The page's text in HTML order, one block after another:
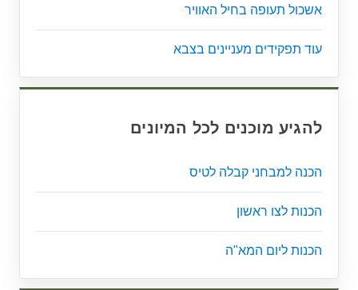
אשכול תעופה בחיל האוויר
עוד תפקידים מעניינים בצבא
להגיע מוכנים לכל המיונים
הכנה למבחני קבלה לטיס
הכנות לצו ראשון
הכנות ליום המא"ה